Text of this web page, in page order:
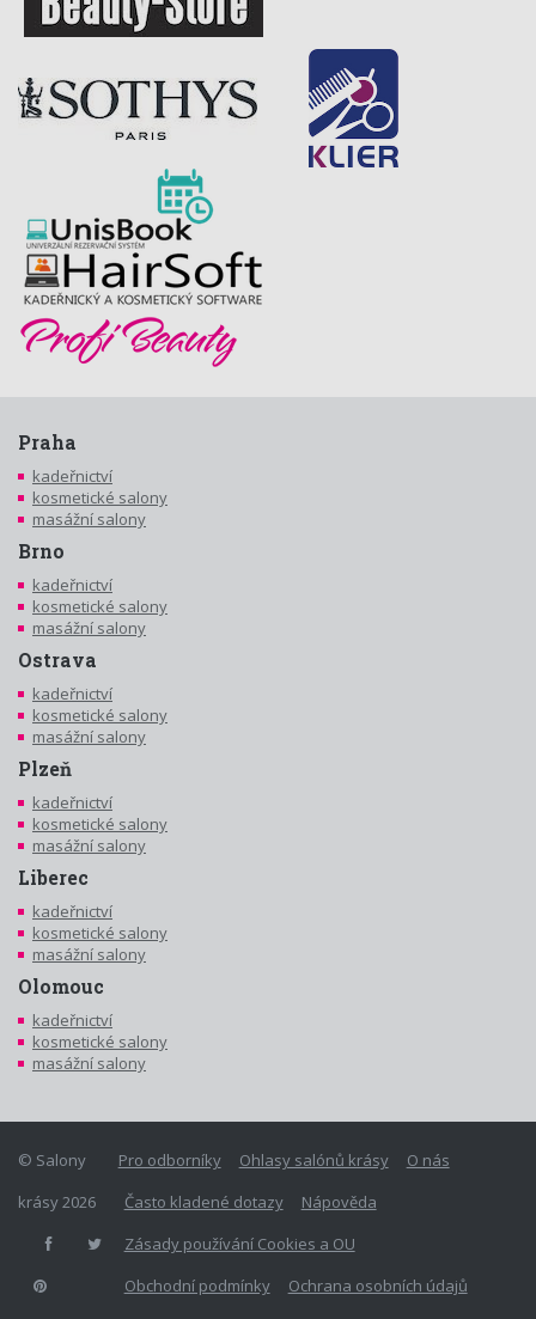
Praha
kadeřnictví
kosmetické salony
masážní salony
Brno
kadeřnictví
kosmetické salony
masážní salony
Ostrava
kadeřnictví
kosmetické salony
masážní salony
Plzeň
kadeřnictví
kosmetické salony
masážní salony
Liberec
kadeřnictví
kosmetické salony
masážní salony
Olomouc
kadeřnictví
kosmetické salony
masážní salony
Pro odborníky Ohlasy salónů krásy
O nás
Často kladené dotazy
Nápověda
Zásady používání Cookies a OU
Obchodní podmínky
Ochrana osobních údajů
© Salony
krásy 2026